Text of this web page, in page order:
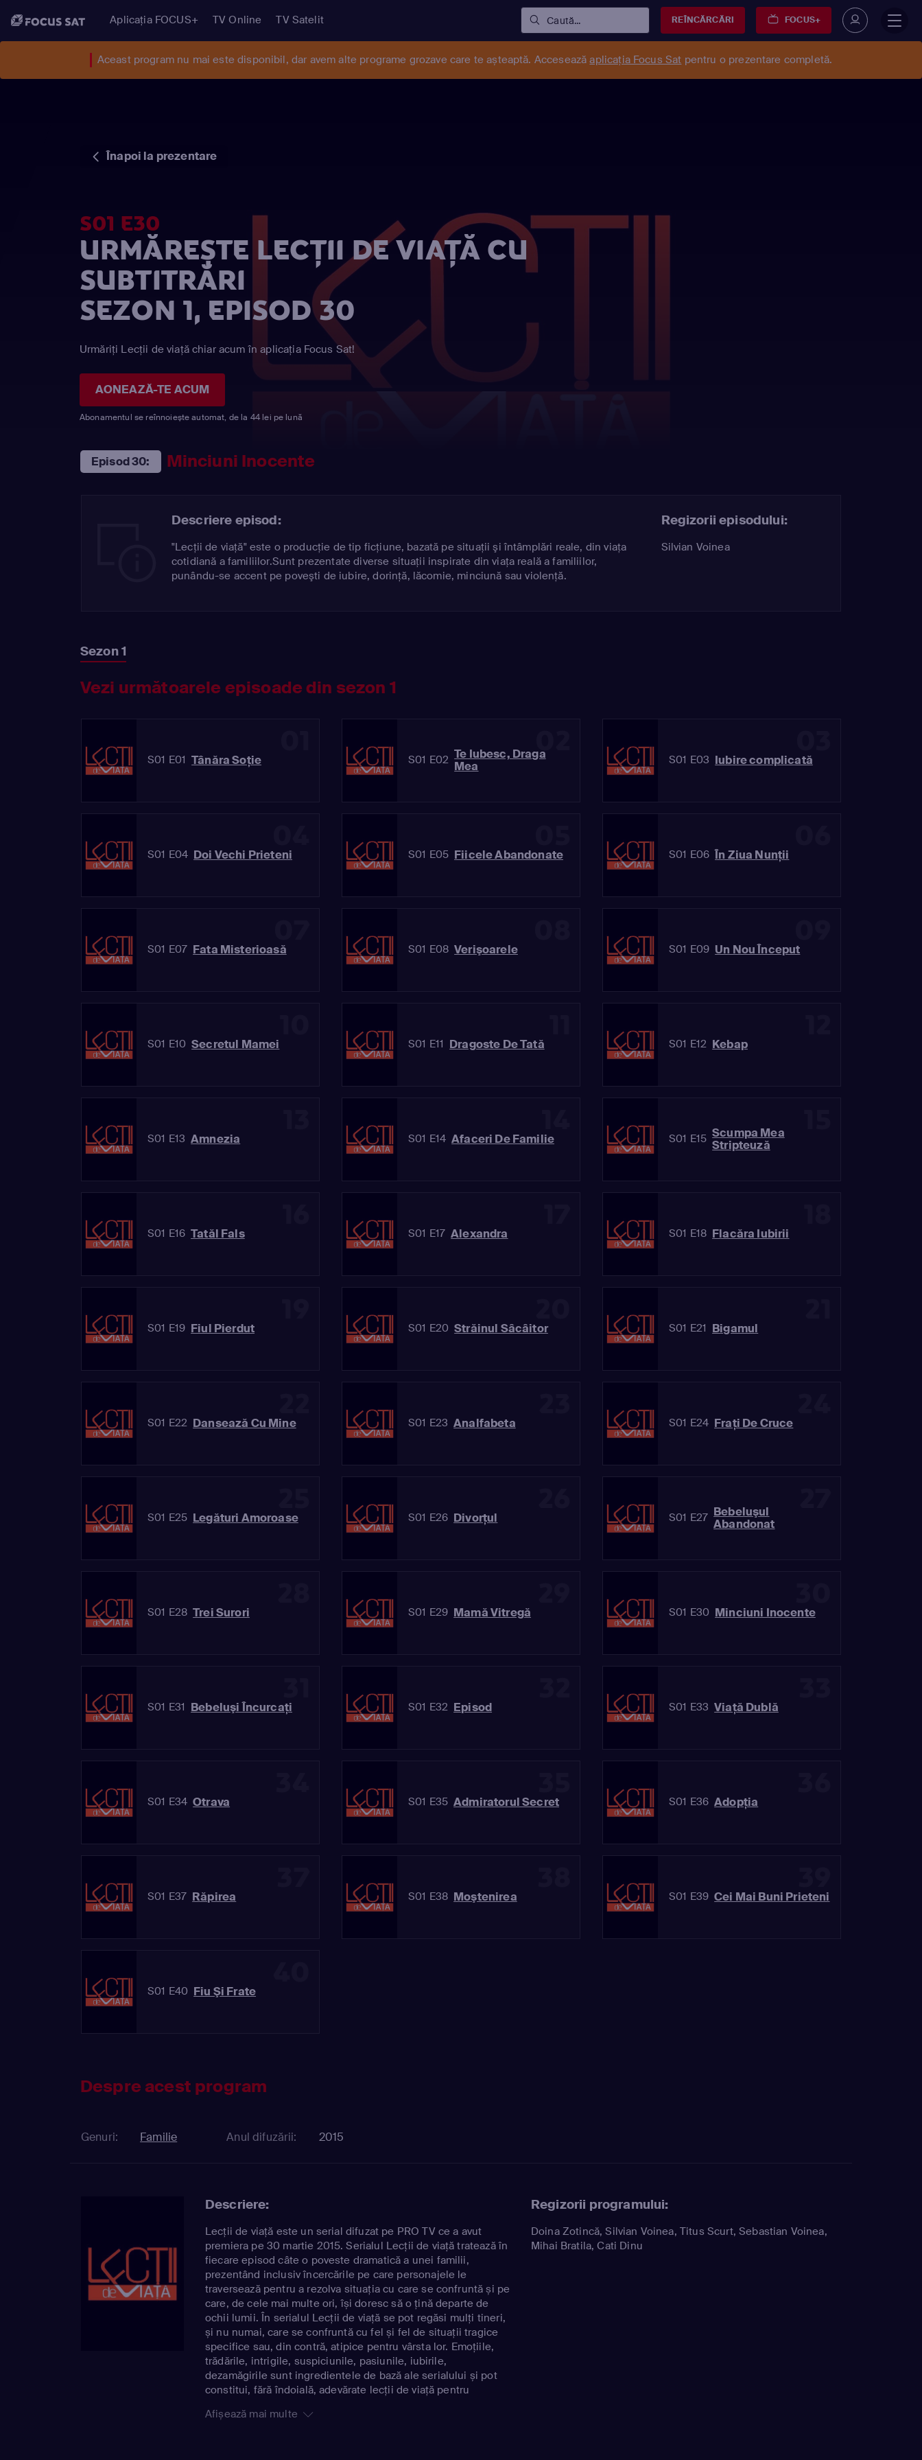
Aplicația FOCUS+ TV Online TV Satelit Caută... REÎNCĂRCĂRI FOCUS+
Aceast program nu mai este disponibil, dar avem alte programe grozave care te așteaptă. Acceseazăaplicația Focus Sat pentru o prezentare completă.
Înapoi la prezentare
S01 E30
URMĂREȘTE LECŢII DE VIAŢĂ CU
SUBTITRĂRI
SEZON 1, EPISOD 30
Urmăriți Lecţii de viaţă chiar acum în aplicația Focus Sat!
AONEAZĂ-TE ACUM
Abonamentul se reînnoiește automat, de la 44 lei pe lună
Episod 30: Minciuni Inocente
Descriere episod:
"Lecţii de viaţă" este o producţie de tip ficţiune, bazată pe situaţii şi întâmplări reale, din viaţa
cotidiană a familiilor.Sunt prezentate diverse situaţii inspirate din viaţa reală a familiilor,
punându-se accent pe poveşti de iubire, dorinţă, lăcomie, minciună sau violenţă.
Regizorii episodului:
Silvian Voinea
Sezon 1
Vezi următoarele episoade din sezon 1
S01 E01 Tânăra Soţie S01 E02 Te Iubesc, Draga
Mea
S01 E03 Iubire complicată
S01 E04 Doi Vechi Prieteni S01 E05 Fiicele Abandonate S01 E06 În Ziua Nunţii
S01 E07 Fata Misterioasă S01 E08 Verişoarele S01 E09 Un Nou Început
S01 E10 Secretul Mamei S01 E11 Dragoste De Tată S01 E12 Kebap
S01 E13 Amnezia S01 E14 Afaceri De Familie S01 E15 Scumpa Mea
Stripteuză
S01 E16 Tatăl Fals S01 E17 Alexandra S01 E18 Flacăra Iubirii
S01 E19 Fiul Pierdut S01 E20 Străinul Sâcâitor S01 E21 Bigamul
S01 E22 Dansează Cu Mine S01 E23 Analfabeta S01 E24 Fraţi De Cruce
S01 E25 Legături Amoroase S01 E26 Divorţul S01 E27 Bebeluşul
Abandonat
S01 E28 Trei Surori S01 E29 Mamă Vitregă S01 E30 Minciuni Inocente
S01 E31 Bebeluşi Încurcaţi S01 E32 Episod S01 E33 Viaţă Dublă
S01 E34 Otrava S01 E35 Admiratorul Secret S01 E36 Adopţia
S01 E37 Răpirea S01 E38 Moştenirea S01 E39 Cei Mai Buni Prieteni
S01 E40 Fiu Şi Frate
Despre acest program
Genuri: Familie Anul difuzării: 2015
Descriere:
Lecții de viață este un serial difuzat pe PRO TV ce a avut
premiera pe 30 martie 2015. Serialul Lecții de viață tratează în
fiecare episod câte o poveste dramatică a unei familii,
prezentând inclusiv încercările pe care personajele le
traversează pentru a rezolva situația cu care se confruntă și pe
care, de cele mai multe ori, își doresc să o țină departe de
ochii lumii. În serialul Lecții de viață se pot regăsi mulți tineri,
și nu numai, care se confruntă cu fel și fel de situații tragice
specifice sau, din contră, atipice pentru vârsta lor. Emoțiile,
trădările, intrigile, suspiciunile, pasiunile, iubirile,
dezamăgirile sunt ingredientele de bază ale serialului și pot
constitui, fără îndoială, adevărate lecții de viață pentru
Afișează mai multe
Regizorii programului:
Doina Zotincă, Silvian Voinea, Titus Scurt, Sebastian Voinea,
Mihai Bratila, Cati Dinu